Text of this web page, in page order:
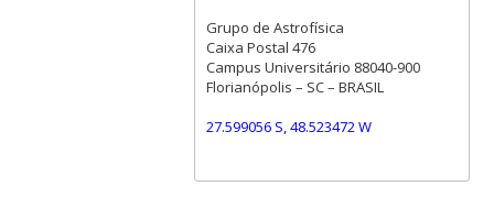
Grupo de Astrofísica
Caixa Postal 476
Campus Universitário 88040-900
Florianópolis – SC – BRASIL
27.599056 S, 48.523472 W